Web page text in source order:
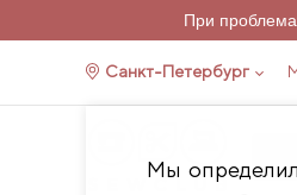
При
Санкт-Петербург
Мы